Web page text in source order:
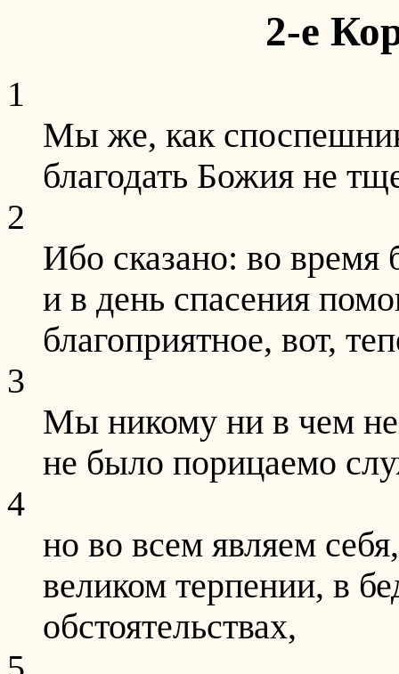
2-е
1
Мы же, как
благодать Божия не
2
Ибо сказано: во время
и в день спасения
благоприятное, вот,
3
Мы никому ни в чем не
не было порицаемо
4
но во всем являем
великом терпении, в
обстоятельствах,